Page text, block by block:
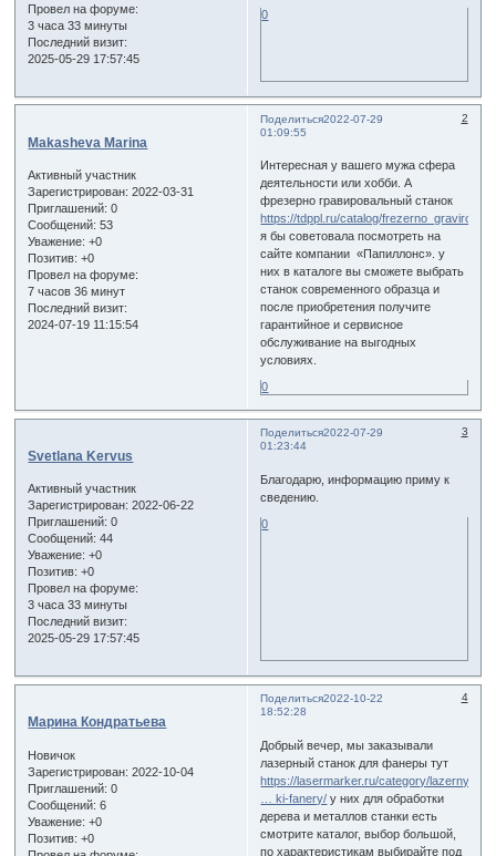
Провел на форуме:
3 часа 33 минуты
Последний визит:
2025-05-29 17:57:45
0
Поделиться 2
2022-07-29
01:09:55
Makasheva Marina
Активный участник
Зарегистрирован: 2022-03-31
Приглашений: 0
Сообщений: 53
Уважение: +0
Позитив: +0
Провел на форуме:
7 часов 36 минут
Последний визит:
2024-07-19 11:15:54
Интересная у вашего мужа сфера
деятельности или хобби. А
фрезерно гравировальный станок
https://tdppl.ru/catalog/
я бы советовала посмотреть на
сайте компании «Папиллонc». у
них в каталоге вы сможете выбрать
станок современного образца и
после приобретения получите
гарантийное и сервисное
обслуживание на выгодных
условиях.
0
Поделиться 3
2022-07-29
01:23:44
Svetlana Kervus
Активный участник
Зарегистрирован: 2022-06-22
Приглашений: 0
Сообщений: 44
Уважение: +0
Позитив: +0
Провел на форуме:
3 часа 33 минуты
Последний визит:
2025-05-29 17:57:45
Благодарю, информацию приму к
сведению.
0
Поделиться 4
2022-10-22
18:52:28
Марина Кондратьева
Новичок
Зарегистрирован: 2022-10-04
Приглашений: 0
Сообщений: 6
Уважение: +0
Позитив: +0
Добрый вечер, мы заказывали
лазерный станок для фанеры тут
https://lasermarker.ru/category/lazerny
… ki-fanery/ у них для обработки
дерева и металлов станки есть
смотрите каталог, выбор большой,
по характеристикам выбирайте под